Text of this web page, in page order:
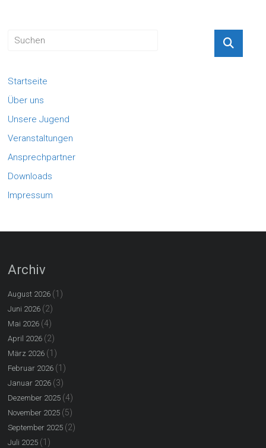
Startseite
Über uns
Unsere Jugend
Veranstaltungen
Ansprechpartner
Downloads
Impressum
Archiv
August 2026 (1)
Juni 2026 (2)
Mai 2026 (4)
April 2026 (2)
März 2026 (1)
Februar 2026 (1)
Januar 2026 (3)
Dezember 2025 (4)
November 2025 (5)
September 2025 (2)
Juli 2025 (1)